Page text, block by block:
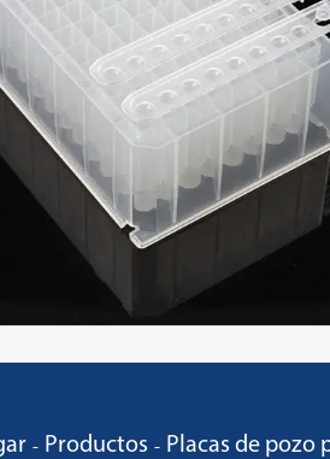
Productos Placas de pozo